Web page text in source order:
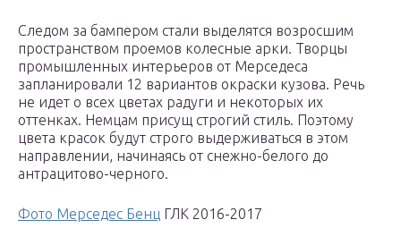
Следом за бампером стали выделятся возросшим
пространством проемов колесные арки. Творцы
промышленных интерьеров от Мерседеса
запланировали 12 вариантов окраски кузова. Речь
не идет о всех цветах радуги и некоторых их
оттенках. Немцам присущ строгий стиль. Поэтому
цвета красок будут строго выдерживаться в этом
направлении, начинаясь от снежно-белого до
антрацитово-черного.
Фото Мерседес Бенц ГЛК 2016-2017